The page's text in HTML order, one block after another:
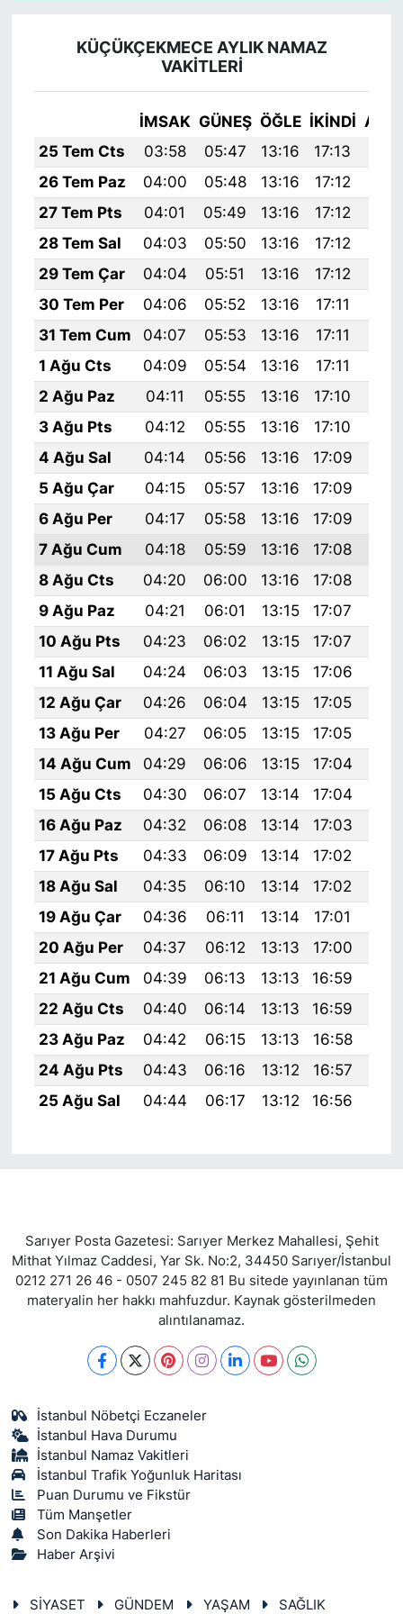
KÜÇÜKÇEKMECE AYLIK NAMAZ
VAKITLERI
İMSAK GÜNEŞ ÖĞLE İKINDI
25 Tem Cts
03:58 05:47 13:16 17:13
26 Tem Paz
04:00 05:48 13:16 17:12
27 Tem Pts
04:01 05:49 13:16 17:12
28 Tem Sal
04:03 05:50 13:16 17:12
29 Tem Çar
04:04 05:51 13:16 17:12
30 Tem Per
04:06 05:52 13:16 17:11
31 Tem Cum
04:07 05:53 13:16 17:11
1 Ağu Cts
04:09 05:54 13:16 17:11
2 Ağu Paz
04:11 05:55 13:16 17:10
3 Ağu Pts
04:12 05:55 13:16 17:10
4 Ağu Sal
04:14 05:56 13:16 17:09
5 Ağu Çar
04:15 05:57 13:16 17:09
6 Ağu Per
04:17 05:58 13:16 17:09
7 Ağu Cum
04:18 05:59 13:16 17:08
8 Ağu Cts
04:20 06:00 13:16 17:08
9 Ağu Paz
04:21 06:01 13:15 17:07
10 Ağu Pts
04:23 06:02 13:15 17:07
11 Ağu Sal
04:24 06:03 13:15 17:06
12 Ağu Çar
04:26 06:04 13:15 17:05
13 Ağu Per
04:27 06:05 13:15 17:05
14 Ağu Cum
04:29 06:06 13:15 17:04
15 Ağu Cts
04:30 06:07 13:14 17:04
16 Ağu Paz
04:32 06:08 13:14 17:03
17 Ağu Pts
04:33 06:09 13:14 17:02
18 Ağu Sal
04:35 06:10 13:14 17:02
19 Ağu Çar
04:36 06:11 13:14 17:01
20 Ağu Per
04:37 06:12 13:13 17:00
21 Ağu Cum
04:39 06:13 13:13 16:59
22 Ağu Cts
04:40 06:14 13:13 16:59
23 Ağu Paz
04:42 06:15 13:13 16:58
24 Ağu Pts
04:43 06:16 13:12 16:57
25 Ağu Sal
04:44 06:17 13:12 16:56
Sarıyer Posta Gazetesi: Sarıyer Merkez Mahallesi, Şehit
Mithat Yılmaz Caddesi, Yar Sk. No:2, 34450 Sarıyer/İstanbul
0212 271 26 46 - 0507 245 82 81 Bu sitede yayınlanan tüm
materyalin her hakkı mahfuzdur. Kaynak gösterilmeden
alıntılanamaz.
İstanbul Nöbetçi Eczaneler
İstanbul Hava Durumu
İstanbul Namaz Vakitleri
İstanbul Trafik Yoğunluk Haritası
Puan Durumu ve Fikstür
Tüm Manşetler
Son Dakika Haberleri
Haber Arşivi
SİYASET GÜNDEM YAŞAM SAĞLIK